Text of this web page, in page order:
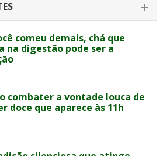
comeu demais, chá que
na digestão pode ser a
combater a vontade louca de
doce que aparece às 11h